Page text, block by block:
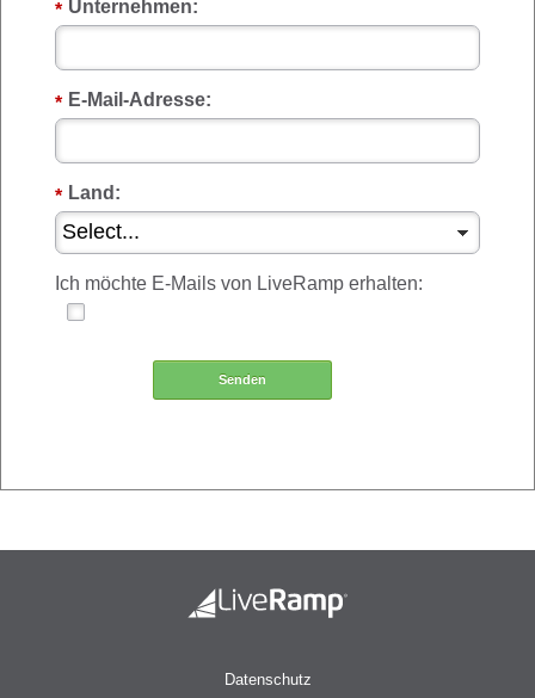
* Unternehmen:
* E-Mail-Adresse:
* Land:
Ich möchte E-Mails von LiveRamp erhalten:
Senden
Datenschutz